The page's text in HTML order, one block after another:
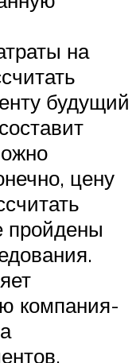
на
будущий
цену
пройдены
компания-